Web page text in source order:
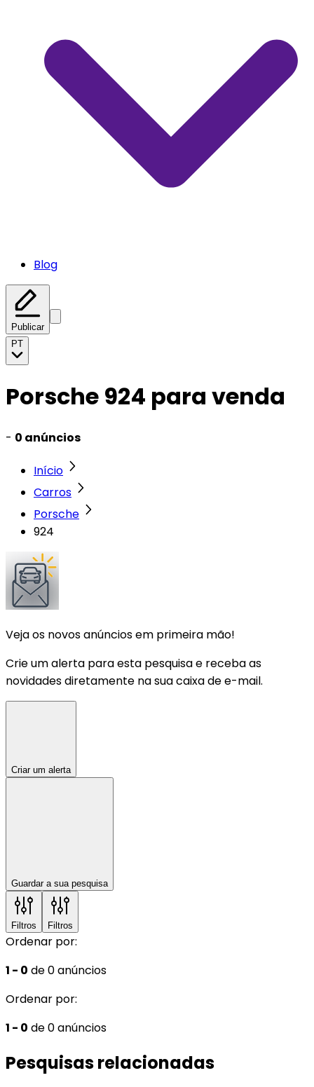
Blog
Publicar
PT
Porsche 924 para venda
- 0 anúncios
Início
Carros
Porsche
924
Veja os novos anúncios em primeira mão!
Crie um alerta para esta pesquisa e receba as
novidades diretamente na sua caixa de e-mail.
Criar um alerta
Guardar a sua pesquisa
Filtros Filtros
Ordenar por:
1 - 0 de 0 anúncios
Ordenar por:
1 - 0 de 0 anúncios
Pesquisas relacionadas